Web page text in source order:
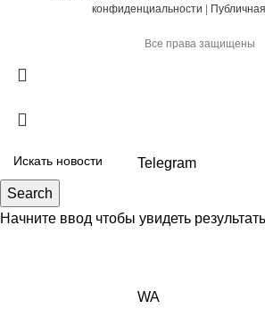
конфиденциальности |
Все права защищены
Search
Начните ввод чтобы увидеть
Telegram
WA